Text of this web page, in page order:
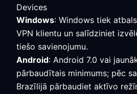
Devices
Windows: Windows tiek
VPN klientu un salīdziniet
tiešo savienojumu.
Android: Android 7.0 vai
pārbaudītais minimums; pēc
Brazīlijā pārbaudiet aktīvo